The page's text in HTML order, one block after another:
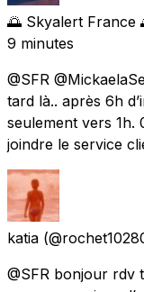
🌅 Skyalert France
9 minutes
@SFR
tard là.. après 6h
seulement vers 1h.
joindre le service
katia
@SFR bonjour rdv